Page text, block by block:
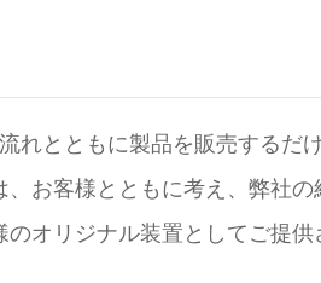
れとともに製品を販売するだ
お客様とともに考え、弊社の
オリジナル装置としてご提供